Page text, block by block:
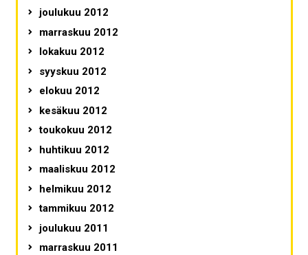
joulukuu 2012
marraskuu 2012
lokakuu 2012
syyskuu 2012
elokuu 2012
kesäkuu 2012
toukokuu 2012
huhtikuu 2012
maaliskuu 2012
helmikuu 2012
tammikuu 2012
joulukuu 2011
marraskuu 2011